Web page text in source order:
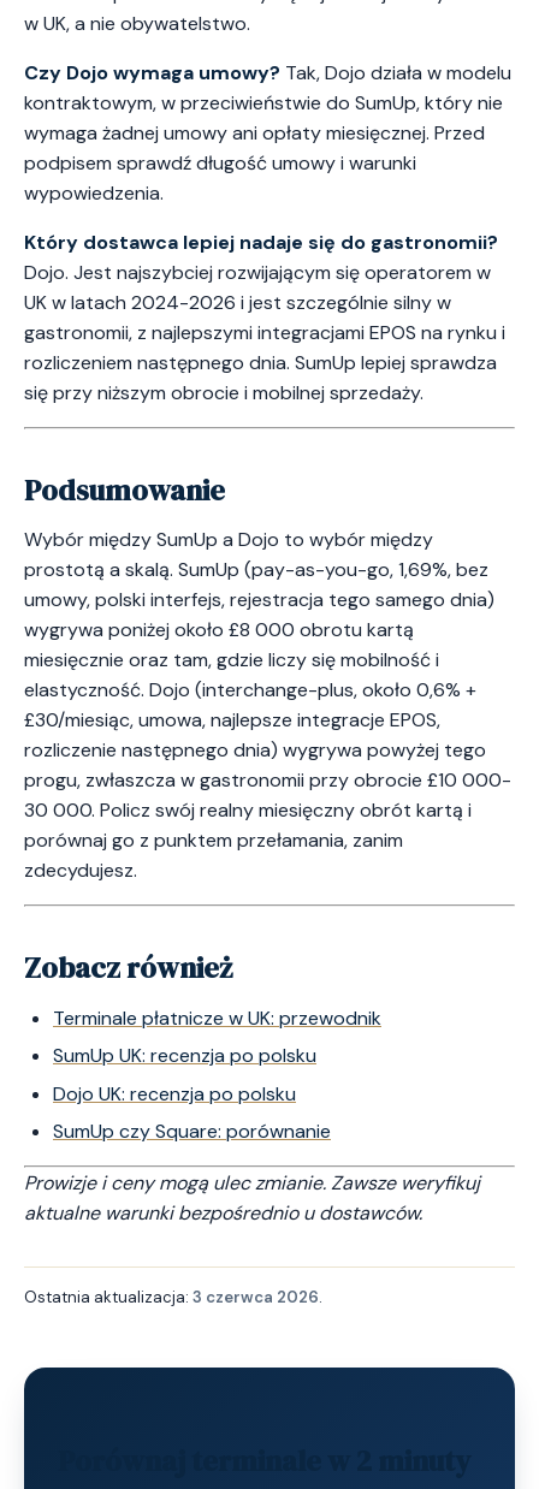
w UK, a nie obywatelstwo.
Czy Dojo wymaga umowy? Tak, Dojo działa w modelu
kontraktowym, w przeciwieństwie do SumUp, który nie
wymaga żadnej umowy ani opłaty miesięcznej. Przed
podpisem sprawdź długość umowy i warunki
wypowiedzenia.
Który dostawca lepiej nadaje się do gastronomii?
Dojo. Jest najszybciej rozwijającym się operatorem w
UK w latach 2024-2026 i jest szczególnie silny w
gastronomii, z najlepszymi integracjami EPOS na rynku i
rozliczeniem następnego dnia. SumUp lepiej sprawdza
się przy niższym obrocie i mobilnej sprzedaży.
Podsumowanie
Wybór między SumUp a Dojo to wybór między
prostotą a skalą. SumUp (pay-as-you-go, 1,69%, bez
umowy, polski interfejs, rejestracja tego samego dnia)
wygrywa poniżej około £8 000 obrotu kartą
miesięcznie oraz tam, gdzie liczy się mobilność i
elastyczność. Dojo (interchange-plus, około 0,6% +
£30/miesiąc, umowa, najlepsze integracje EPOS,
rozliczenie następnego dnia) wygrywa powyżej tego
progu, zwłaszcza w gastronomii przy obrocie £10 000-
30 000. Policz swój realny miesięczny obrót kartą i
porównaj go z punktem przełamania, zanim
zdecydujesz.
Zobacz również
Terminale płatnicze w UK: przewodnik
SumUp UK: recenzja po polsku
Dojo UK: recenzja po polsku
SumUp czy Square: porównanie
Prowizje i ceny mogą ulec zmianie. Zawsze weryfikuj
aktualne warunki bezpośrednio u dostawców.
Ostatnia aktualizacja: 3 czerwca 2026.